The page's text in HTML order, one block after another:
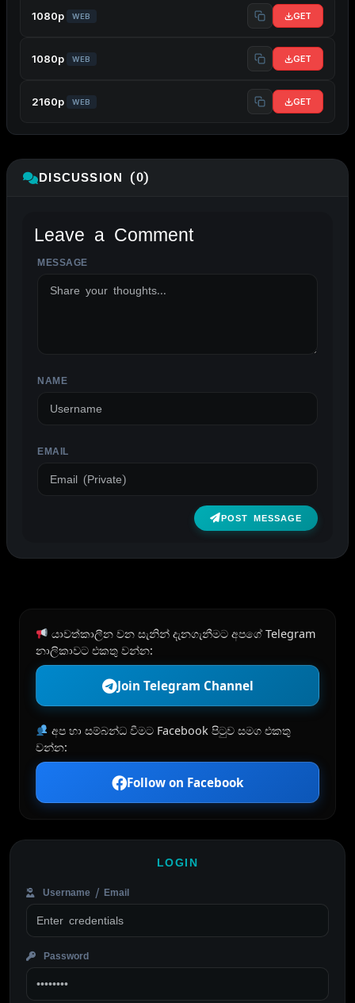
1080p WEB GET
1080p WEB GET
2160p WEB GET
DISCUSSION (0)
Leave a Comment
MESSAGE
NAME
EMAIL
POST MESSAGE
ALTERNATIVE:
යාවත්කාලීන වන සැනින් දැනගැනීමට අපගේ Telegram
නාලිකාවට එකතු වන්න:
Join Telegram Channel
අප හා සම්බන්ධ වීමට Facebook පිටුව සමග එකතු
වන්න:
Follow on Facebook
LOGIN
Username / Email
Password